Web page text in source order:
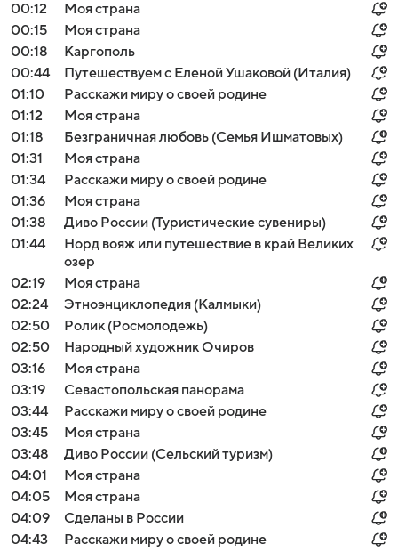
00:12
Моя страна
00:15
Моя страна
00:18
Каргополь
00:44
Путешествуем с Еленой Ушаковой (Италия)
01:10
Расскажи миру о своей родине
01:12
Моя страна
01:18
Безграничная любовь (Семья Ишматовых)
01:31
Моя страна
01:34
Расскажи миру о своей родине
01:36
Моя страна
01:38
Диво России (Туристические сувениры)
01:44
Норд вояж или путешествие в край Великих
озер
02:19
Моя страна
02:24
Этноэнциклопедия (Калмыки)
02:50
Ролик (Росмолодежь)
02:50
Народный художник Очиров
03:16
Моя страна
03:19
Севастопольская панорама
03:44
Расскажи миру о своей родине
03:45
Моя страна
03:48
Диво России (Сельский туризм)
04:01
Моя страна
04:05
Моя страна
04:09
Сделаны в России
04:43
Расскажи миру о своей родине